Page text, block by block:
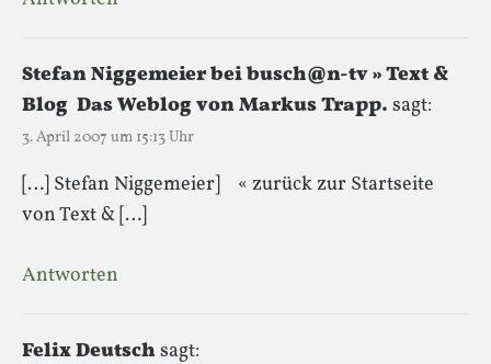
Stefan Niggemeier bei busch@n-tv » Text &
Blog  Das Weblog von Markus Trapp. sagt:
3. April 2007 um 15:13 Uhr
[…] Stefan Niggemeier] « zurück zur Startseite
von Text & […]
Antworten
Felix Deutsch sagt: